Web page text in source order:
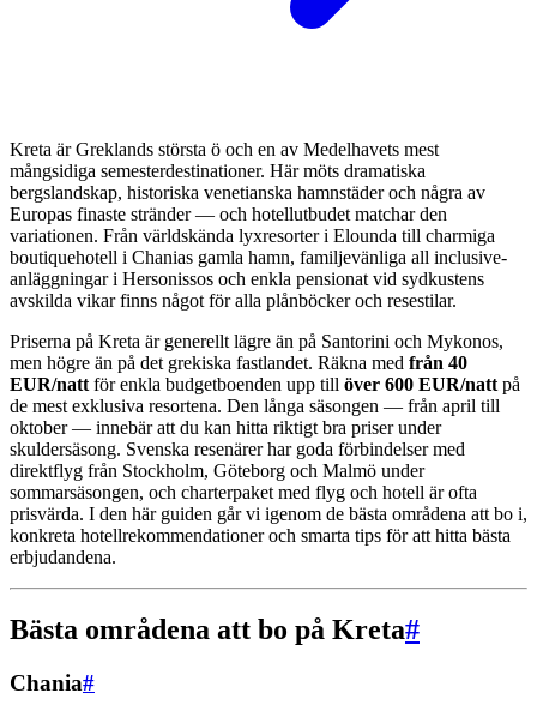
Kreta är Greklands största ö och en av Medelhavets mest
mångsidiga semesterdestinationer. Här möts dramatiska
bergslandskap, historiska venetianska hamnstäder och några av
Europas finaste stränder — och hotellutbudet matchar den
variationen. Från världskända lyxresorter i Elounda till charmiga
boutiquehotell i Chanias gamla hamn, familjevänliga all inclusive-
anläggningar i Hersonissos och enkla pensionat vid sydkustens
avskilda vikar finns något för alla plånböcker och resestilar.
Priserna på Kreta är generellt lägre än på Santorini och Mykonos,
men högre än på det grekiska fastlandet. Räkna med från 40
EUR/natt för enkla budgetboenden upp till över 600 EUR/natt på
de mest exklusiva resortena. Den långa säsongen — från april till
oktober — innebär att du kan hitta riktigt bra priser under
skuldersäsong. Svenska resenärer har goda förbindelser med
direktflyg från Stockholm, Göteborg och Malmö under
sommarsäsongen, och charterpaket med flyg och hotell är ofta
prisvärda. I den här guiden går vi igenom de bästa områdena att bo i,
konkreta hotellrekommendationer och smarta tips för att hitta bästa
erbjudandena.
Bästa områdena att bo på Kreta#
Chania#